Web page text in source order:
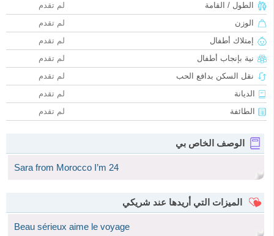
الطول / القامة
لم تقدم
الوزن
لم تقدم
إمتلاك أطفال
لم تقدم
نية بإنجاب أطفال
لم تقدم
نقل السكن بدافع الحب
لم تقدم
الديانة
لم تقدم
الطائفة
لم تقدم
الوصف الخاص بي
Sara from Morocco I’m 24
الميزات التي أريدها عند شريكي
Beau sérieux aime le voyage